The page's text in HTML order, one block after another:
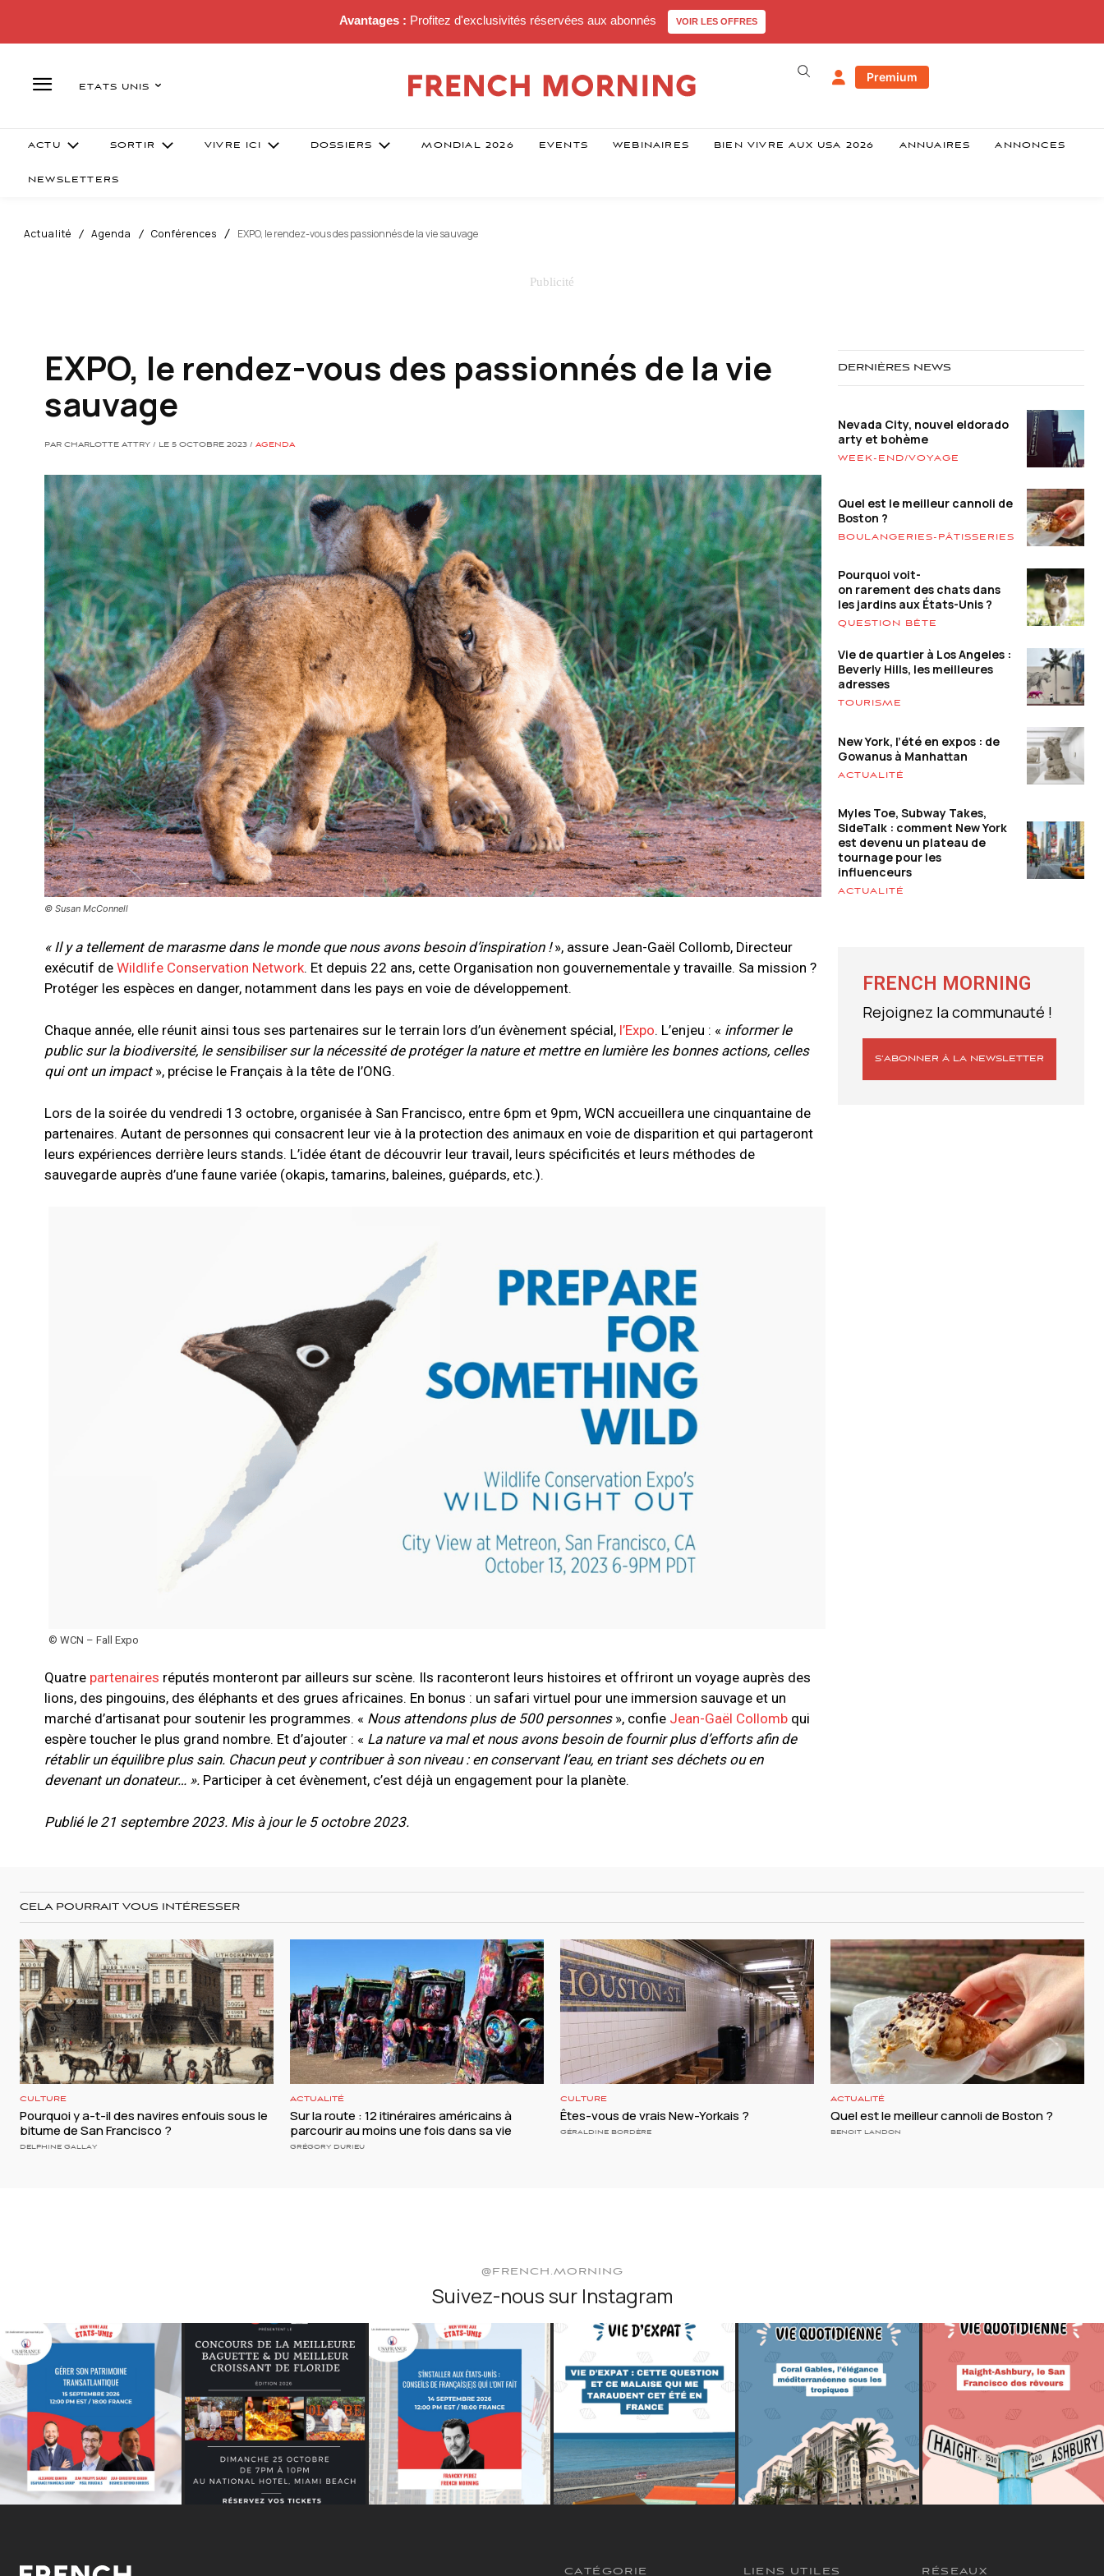
Avantages : Profitez d'exclusivités réservées aux abonnés VOIR LES OFFRES
ETATS UNIS
Premium
ACTU SORTIR VIVRE ICI DOSSIERS MONDIAL 2026 EVENTS WEBINAIRES BIEN VIVRE AUX USA 2026 ANNUAIRES ANNONCES
NEWSLETTERS
Actualité Agenda Conférences EXPO, le rendez-vous des passionnés de la vie sauvage
EXPO, le rendez-vous des passionnés de la vie
sauvage
PAR CHARLOTTE ATTRY / LE 5 OCTOBRE 2023 / AGENDA
© Susan McConnell
« Il y a tellement de marasme dans le monde que nous avons besoin d’inspiration !», assure Jean-Gaël Collomb, Directeur
exécutif de Wildlife Conservation Network. Et depuis 22 ans, cette Organisation non gouvernementale y travaille. Sa mission ?
Protéger les espèces en danger, notamment dans les pays en voie de développement.
Chaque année, elle réunit ainsi tous ses partenaires sur le terrain lors d’un évènement spécial, l’Expo. L’enjeu : « informer le
public sur la biodiversité, le sensibiliser sur la nécessité de protéger la nature et mettre en lumière les bonnes actions, celles
qui ont un impact », précise le Français à la tête de l’ONG.
Lors de la soirée du vendredi 13 octobre, organisée à San Francisco, entre 6pm et 9pm, WCN accueillera une cinquantaine de
partenaires. Autant de personnes qui consacrent leur vie à la protection des animaux en voie de disparition et qui partageront
leurs expériences derrière leurs stands. L’idée étant de découvrir leur travail, leurs spécificités et leurs méthodes de
sauvegarde auprès d’une faune variée (okapis, tamarins, baleines, guépards, etc.).
© WCN – Fall Expo
Quatre partenaires réputés monteront par ailleurs sur scène. Ils raconteront leurs histoires et offriront un voyage auprès des
lions, des pingouins, des éléphants et des grues africaines. En bonus : un safari virtuel pour une immersion sauvage et un
marché d’artisanat pour soutenir les programmes. « Nous attendons plus de 500 personnes », confie Jean-Gaël Collomb qui
espère toucher le plus grand nombre. Et d’ajouter : « La nature va mal et nous avons besoin de fournir plus d’efforts afin de
rétablir un équilibre plus sain. Chacun peut y contribuer à son niveau : en conservant l’eau, en triant ses déchets ou en
devenant un donateur… ». Participer à cet évènement, c’est déjà un engagement pour la planète.
Publié le 21 septembre 2023. Mis à jour le 5 octobre 2023.
DERNIÈRES NEWS
Nevada City, nouvel eldorado
arty et bohème
WEEK-END/VOYAGE
Quel est le meilleur cannoli de
Boston ?
BOULANGERIES-PÂTISSERIES
Pourquoi voit-
on rarement des chats dans
les jardins aux États-Unis ?
QUESTION BÊTE
Vie de quartier à Los Angeles :
Beverly Hills, les meilleures
adresses
TOURISME
New York, l’été en expos : de
Gowanus à Manhattan
ACTUALITÉ
Myles Toe, Subway Takes,
SideTalk : comment New York
est devenu un plateau de
tournage pour les
influenceurs
ACTUALITÉ
FRENCH MORNING
Rejoignez la communauté !
S’ABONNER À LA NEWSLETTER
CELA POURRAIT VOUS INTÉRESSER
CULTURE
Pourquoi y a-t-il des navires enfouis sous le
bitume de San Francisco ?
DELPHINE GALLAY
ACTUALITÉ
Sur la route : 12 itinéraires américains à
parcourir au moins une fois dans sa vie
GRÉGORY DURIEU
CULTURE
Êtes-vous de vrais New-Yorkais ?
GÉRALDINE BORDÈRE
ACTUALITÉ
Quel est le meilleur cannoli de Boston ?
BENOIT LANDON
@FRENCH.MORNING
Suivez-nous sur Instagram
CATÉGORIE LIENS UTILES RÉSEAUX